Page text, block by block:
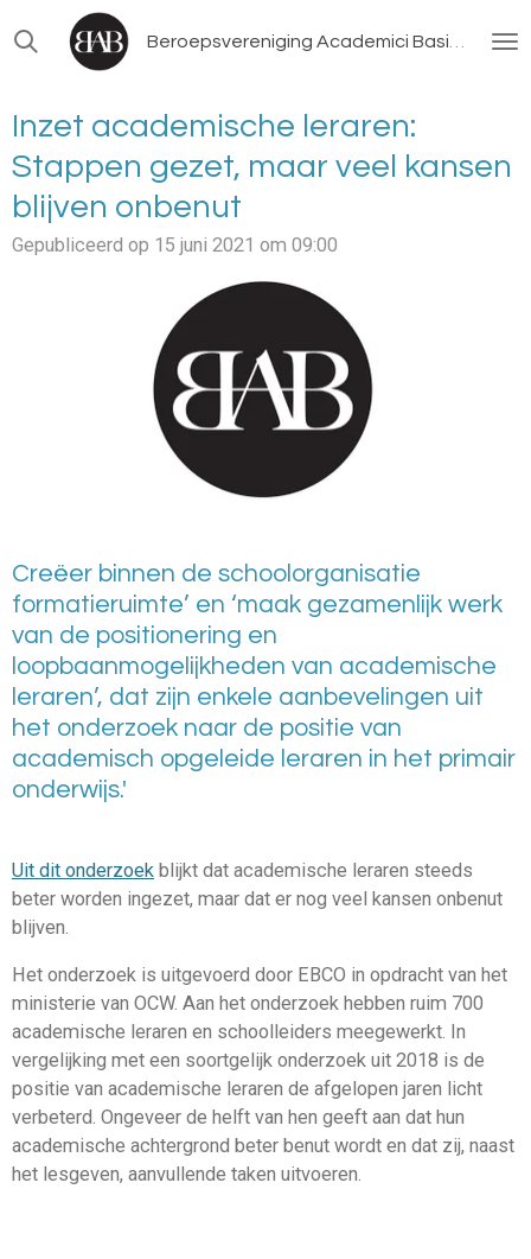
Ga
direct
de
hoofdinhoud
Inzet academische leraren:
Stappen gezet, maar veel kansen
blijven onbenut
Gepubliceerd op 15 juni 2021 om 09:00
Creëer binnen de schoolorganisatie
formatieruimte’ en ‘maak gezamenlijk werk
van de positionering en
loopbaanmogelijkheden van academische
leraren’, dat zijn enkele aanbevelingen uit
het onderzoek naar de positie van
academisch opgeleide leraren in het primair
onderwijs.'
Uit dit onderzoek blijkt dat academische leraren steeds
beter worden ingezet, maar dat er nog veel kansen onbenut
blijven.
Het onderzoek is uitgevoerd door EBCO in opdracht van het
ministerie van OCW. Aan het onderzoek hebben ruim 700
academische leraren en schoolleiders meegewerkt. In
vergelijking met een soortgelijk onderzoek uit 2018 is de
positie van academische leraren de afgelopen jaren licht
verbeterd. Ongeveer de helft van hen geeft aan dat hun
academische achtergrond beter benut wordt en dat zij, naast
het lesgeven, aanvullende taken uitvoeren.